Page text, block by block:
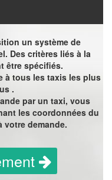
un système de
Des critères liés à la
être spécifiés.
à tous les taxis les plus
.
par un taxi, vous
les coordonnées du
votre demande.